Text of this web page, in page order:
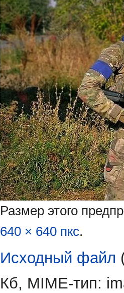
Размер этого
640 × 640 пкс.
Исходный файл
Кб, MIME-тип: